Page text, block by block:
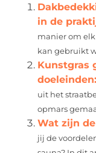
in de
manier om
kan gebruikt
Kunstgras
doeleinden:
uit het
opmars
Wat zijn
jij de